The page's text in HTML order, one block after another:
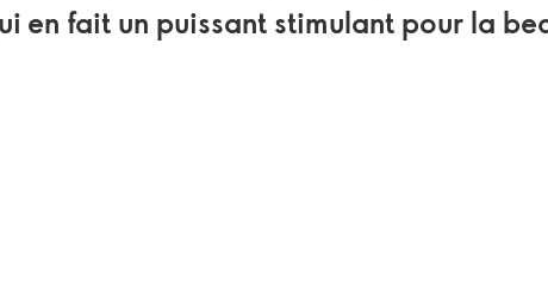
en fait un puissant stimulant pour la